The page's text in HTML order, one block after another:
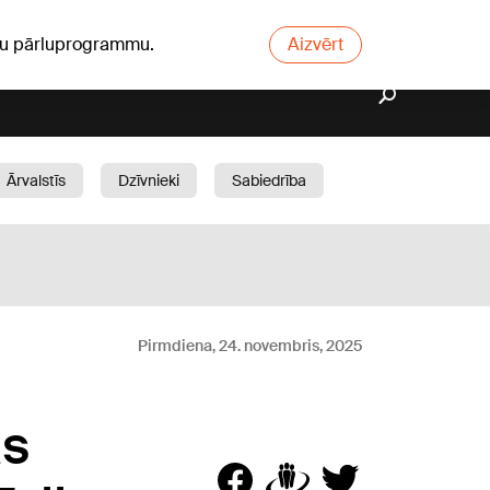
pārluprogrammu. Aizvērt
Ārvalstīs Dzīvnieki
Sabiedrība
Pirmdiena, 24. novembris, 2025